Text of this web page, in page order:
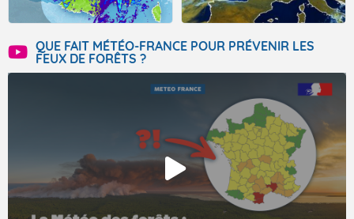
QUE FAIT MÉTÉO-FRANCE POUR PRÉVENIR LES
FEUX DE FORÊTS ?